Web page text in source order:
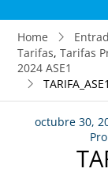
Home
Tarifas, Tarifas
2024 ASE1
octubre 30,